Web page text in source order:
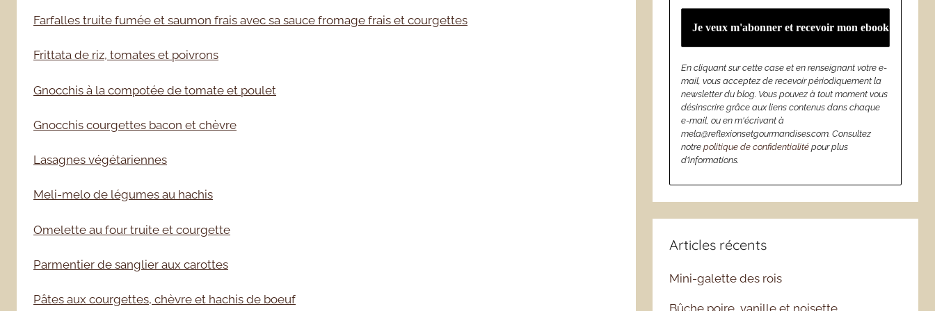
Farfalles truite fumée et saumon frais avec sa sauce fromage frais et courgettes
Frittata de riz, tomates et poivrons
Gnocchis à la compotée de tomate et poulet
Gnocchis courgettes bacon et chèvre
Lasagnes végétariennes
Meli-melo de légumes au hachis
Omelette au four truite et courgette
Parmentier de sanglier aux carottes
Pâtes aux courgettes, chèvre et hachis de boeuf
En cliquant sur cette case et en renseignant votre e-
mail, vous acceptez de recevoir périodiquement la
newsletter du blog. Vous pouvez à tout moment vous
désinscrire grâce aux liens contenus dans chaque
e-mail, ou en m'écrivant à
mela@reflexionsetgourmandises.com. Consultez
notrepolitique de confidentialité pour plus
d’informations.
Articles récents
Mini-galette des rois